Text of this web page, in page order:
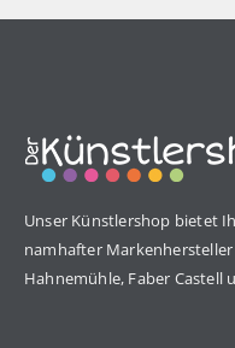
Unser Künstlershop bietet
namhafter Markenhersteller
Hahnemühle, Faber Castell